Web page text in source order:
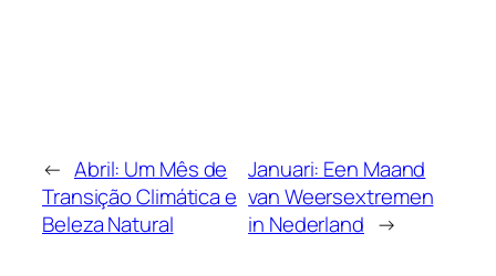
← Abril: Um Mês de
Transição Climática e
Beleza Natural
Januari: Een Maand
van Weersextremen
in Nederland →